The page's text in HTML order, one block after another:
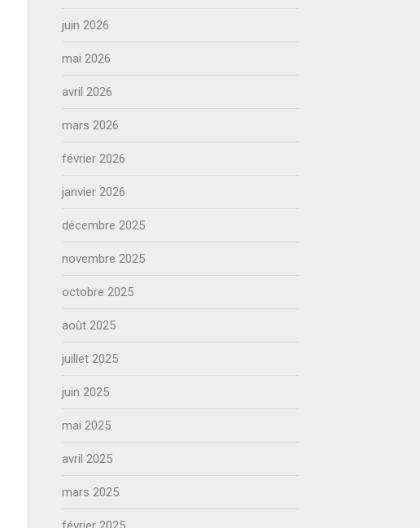
juin 2026
mai 2026
avril 2026
mars 2026
février 2026
janvier 2026
décembre 2025
novembre 2025
octobre 2025
août 2025
juillet 2025
juin 2025
mai 2025
avril 2025
mars 2025